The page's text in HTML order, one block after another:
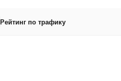
Рейтинг по трафику